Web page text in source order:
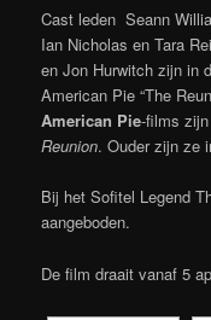
Cast leden Seann
Ian Nicholas en Tara
en Jon Hurwitch zijn in
American Pie “The
American Pie-films
Reunion. Ouder zijn ze
Bij het Sofitel Legend
aangeboden.
De film draait vanaf 5